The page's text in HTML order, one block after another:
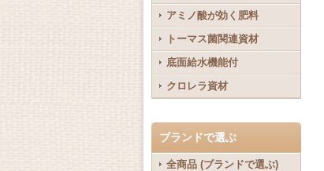
アミノ酸が効く肥料
トーマス菌関連資材
底面給水機能付
クロレラ資材
ブランドで選ぶ
全商品 (ブランドで選ぶ)